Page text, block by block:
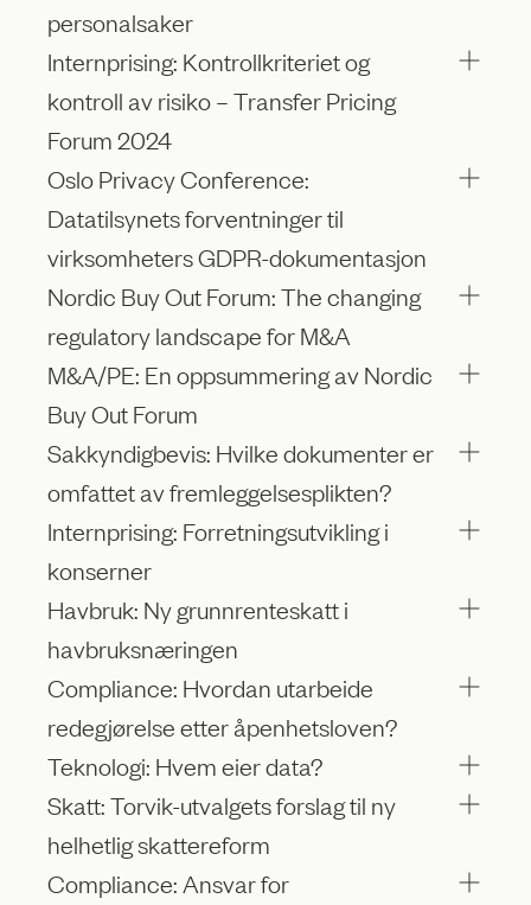
personalsaker
Internprising: Kontrollkriteriet og
kontroll av risiko – Transfer Pricing
Forum 2024
Oslo Privacy Conference:
Datatilsynets forventninger til
virksomheters GDPR-dokumentasjon
Nordic Buy Out Forum: The changing
regulatory​ landscape for M&A
M&A/PE: En oppsummering av Nordic
Buy Out Forum
Sakkyndigbevis: Hvilke dokumenter er
omfattet av fremleggelsesplikten?
Internprising: Forretningsutvikling i
konserner
Havbruk: Ny grunnrenteskatt i
havbruksnæringen
Compliance: Hvordan utarbeide
redegjørelse etter åpenhetsloven?
Teknologi: Hvem eier data?
Skatt: Torvik-utvalgets forslag til ny
helhetlig skattereform
Compliance: Ansvar for